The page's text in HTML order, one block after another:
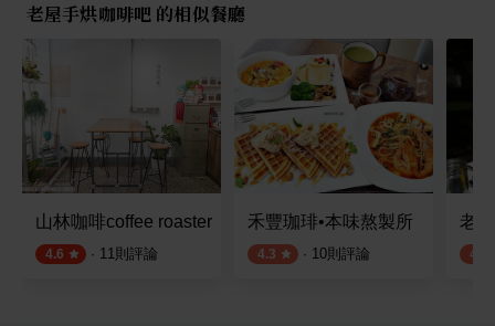
老屋手烘咖啡吧 的相似餐廳
山林咖啡coffee roaster
4.6 · 11則評論
禾豐珈琲•本味熬製所
4.3 · 10則評論
老
4.3